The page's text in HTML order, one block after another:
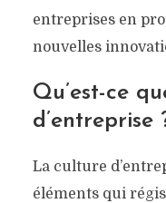
entreprises en
nouvelles
Qu’est-ce
d’entreprise
La culture
éléments qui